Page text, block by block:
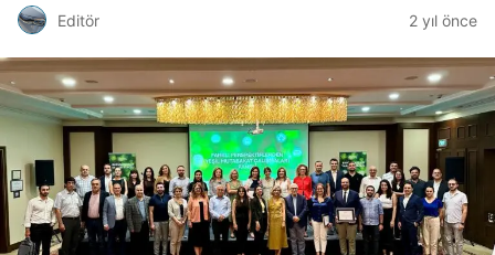
Editör 2 yıl önce